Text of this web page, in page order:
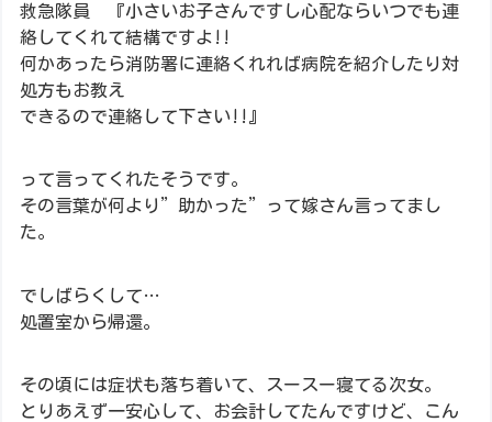
救急隊員 『小さいお子さんですし心配ならいつでも連
絡してくれて結構ですよ!!
何かあったら消防署に連絡くれれば病院を紹介したり対
処方もお教え
できるので連絡して下さい!!』
って言ってくれたそうです。
その言葉が何より”助かった”って嫁さん言ってまし
た。
でしばらくして…
処置室から帰還。
その頃には症状も落ち着いて、スースー寝てる次女。
とりあえず一安心して、お会計してたんですけど、こん